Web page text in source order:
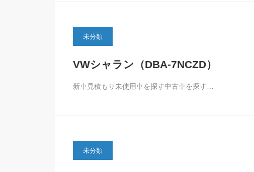
未分類
VWシャラン（DBA-7NCZD）
新車見積もり未使用車を探す中古車を探す…
未分類